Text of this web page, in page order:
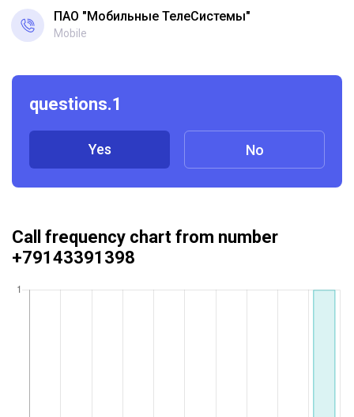
ПАО "Мобильные ТелеСистемы"
Mobile
questions.1
Yes No
Call frequency chart from number
+79143391398